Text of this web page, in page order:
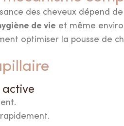
des cheveux dépend
de vie et même
optimiser la pousse de
active